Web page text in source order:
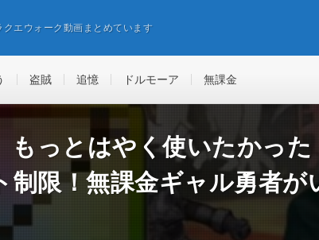
クエウォーク動画まとめています
盗賊 追憶 ドルモーア 無課金
っとはやく使いたかった
制限！無課金ギャル勇者が